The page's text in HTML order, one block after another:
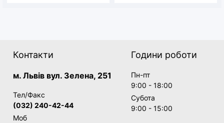
Контакти
м. Львів вул. Зелена, 251
Тел/Факс
(032) 240-42-44
Моб
Години роботи
Пн-пт
9:00 - 18:00
Субота
9:00 - 15:00